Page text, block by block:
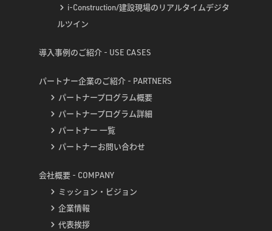
i-Construction/建設現場のリアルタイムデジタ
ルツイン
導入事例のご紹介 - USE CASES
パートナー企業のご紹介 - PARTNERS
パートナープログラム概要
パートナープログラム詳細
パートナー 一覧
パートナーお問い合わせ
会社概要 - COMPANY
ミッション・ビジョン
企業情報
代表挨拶